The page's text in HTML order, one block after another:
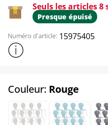
Seuls les articles
Presque épuisé
Numéro d'article: 15975405
Afficher plus d'informations
Couleur: Rouge